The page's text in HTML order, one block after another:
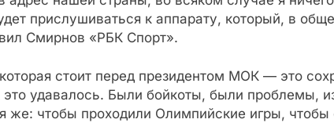
прислушиваться к аппарату, который, в
Смирнов «РБК Спорт».
стоит перед президентом МОК — это
удавалось. Были бойкоты, были проблемы,
же: чтобы проходили Олимпийские игры,